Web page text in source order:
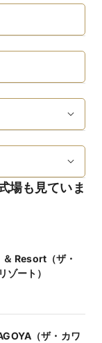
場も見ていま
Resort（ザ・
ゾート）
（ザ・カワ